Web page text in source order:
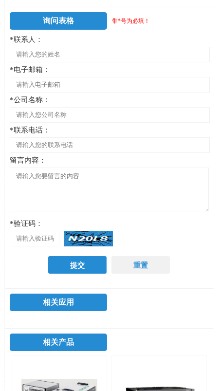
询问表格 带*号为必填！
*联系人：
*电子邮箱：
*公司名称：
*联系电话：
留言内容：
*验证码：
相关应用
相关产品